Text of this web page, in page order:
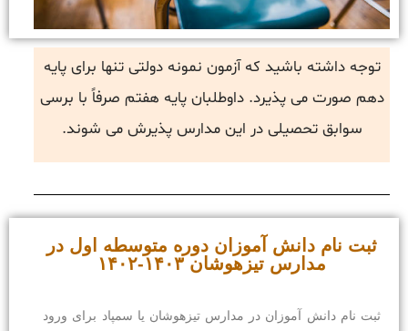
توجه داشته باشید که آزمون نمونه دولتی تنها برای پایه
دهم صورت می پذیرد. داوطلبان پایه هفتم صرفاً با برسی
سوابق تحصیلی در این مدارس پذیرش می شوند.
ثبت نام دانش آموزان دوره متوسطه اول در
مدارس تیزهوشان ۱۴۰۳-۱۴۰۲
ثبت نام دانش آموزان در مدارس تیزهوشان یا سمپاد برای ورود